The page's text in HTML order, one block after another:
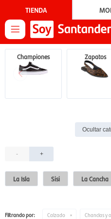
TIENDA

Championes Zapatos
Ocultar
- +
La Isla Sisi La Cancha
Filtrando por: Calzado Chanclas y